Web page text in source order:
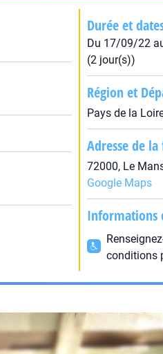
Durée et
Du 17/09/22
(2 jour(s))
Région et
Pays de la
Adresse de
72000, Le
Google Maps
Informations
conditions